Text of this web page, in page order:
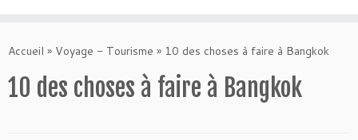
auAccueil » Voyage - Tourisme » 10 des choses à faire à Bangkok
10 des choses à faire à Bangkok